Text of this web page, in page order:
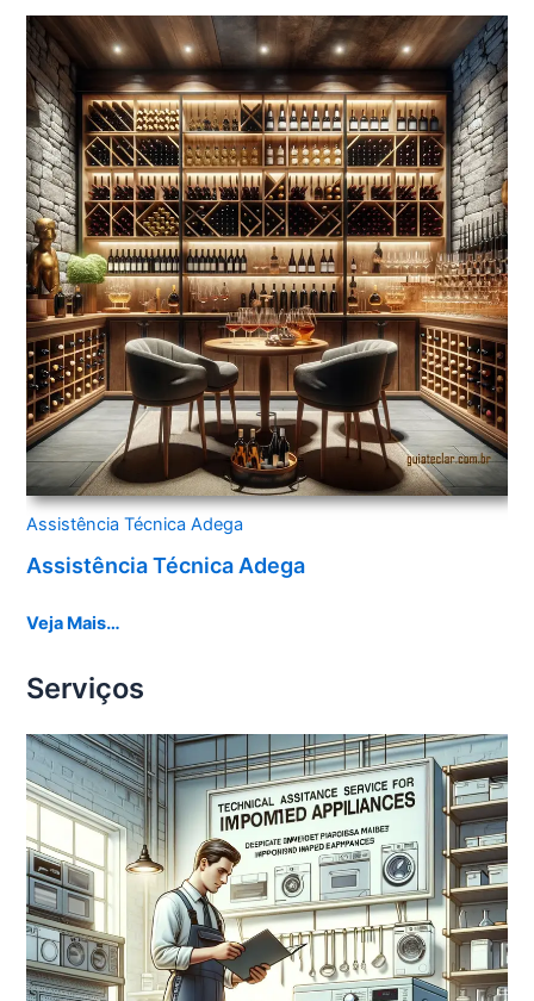
Assistência Técnica Adega
Assistência Técnica Adega
Veja Mais…
Serviços